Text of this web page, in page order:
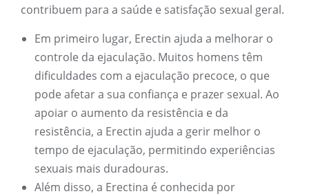
contribuem para a saúde e satisfação sexual geral.
Em primeiro lugar, Erectin ajuda a melhorar o
controle da ejaculação. Muitos homens têm
dificuldades com a ejaculação precoce, o que
pode afetar a sua confiança e prazer sexual. Ao
apoiar o aumento da resistência e da
resistência, a Erectin ajuda a gerir melhor o
tempo de ejaculação, permitindo experiências
sexuais mais duradouras.
Além disso, a Erectina é conhecida por